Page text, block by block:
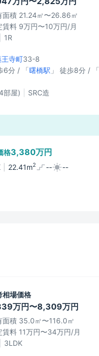
面積 21.24㎡〜26.86㎡
賃料 9万円〜10万円/月
1R
寺町33-8
6分 / 「 曙橋駅 」 徒歩8分 / 「
部屋) SRC造
格3,380万円
22.41m2 -- --
相場価格
万円〜8,309万円
面積 35.0㎡〜116.0㎡
賃料 11万円〜34万円/月
3LDK